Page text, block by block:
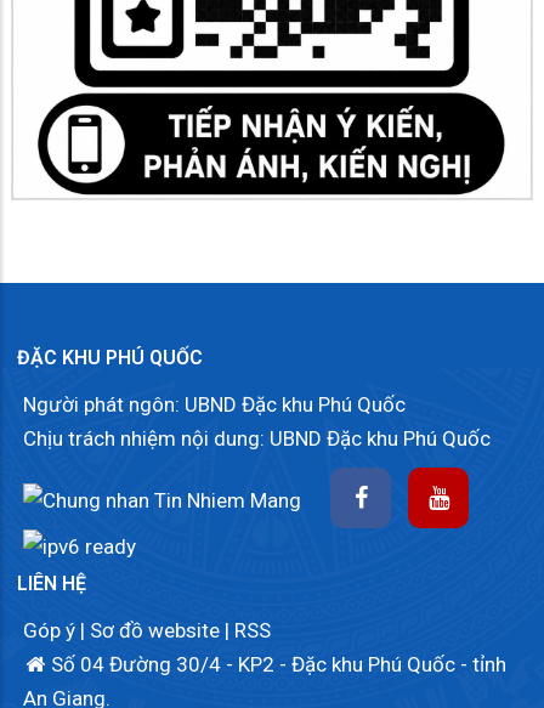
ĐẶC KHU PHÚ QUỐC
Người phát ngôn: UBND Đặc khu Phú Quốc
Chịu trách nhiệm nội dung: UBND Đặc khu Phú Quốc
LIÊN HỆ
Góp ý | Sơ đồ website | RSS
Số 04 Đường 30/4 - KP2 - Đặc khu Phú Quốc - tỉnh
An Giang.